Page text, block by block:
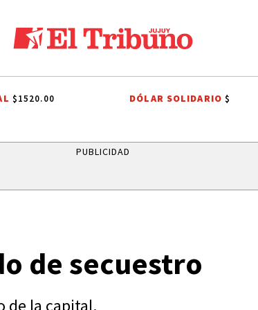
DIEGO CHACÓN PRIMERA NACIONAL LIGA
$1520.00 DÓLAR SOLIDARIO$
PUBLICIDAD
de secuestro
de la capital.